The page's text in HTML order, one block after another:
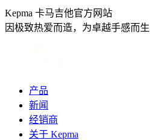
跳
转
Kepma 卡马吉他官方网站
因极致热爱而造，为卓越手感而生
产品
新闻
经销商
关于 Kepma